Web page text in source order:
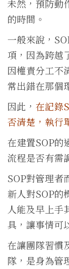
未然，預防動
的時間。
一般來說，
項，因為跨越
因權責分工不
常出錯在那個
因此， 在記錄
否清楚，執行
在建置SOP的
流程是否有需
SOP對管理者
新人對SOP的
人能及早上手
具，讓事情可
在讓團隊習慣
隊，是身為管